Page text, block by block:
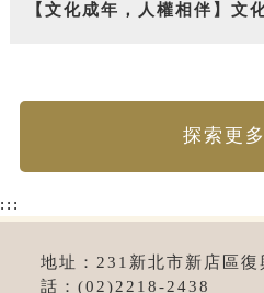
【文化成年，人權相伴】文
探索更
:::
地址：231新北市新店區
話：(02)2218-2438